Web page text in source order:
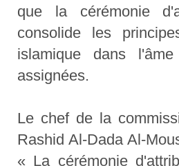
que la cérémonie
consolide les
islamique dans
assignées.
Le chef de la
Rashid Al-Dada Al-
« La cérémonie